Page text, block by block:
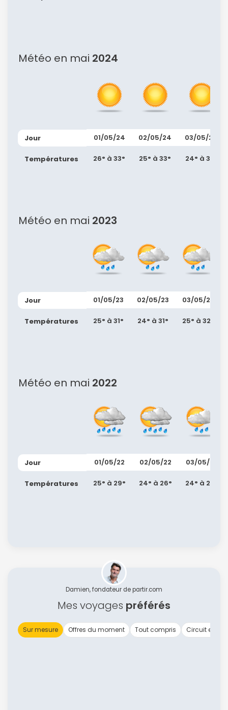
Météo en mai 2024
Jour
Températures
01/05/24
26° à 33°
02/05/24
25° à 33°
03/05/24
24° à 32°
Météo en mai 2023
Jour
Températures
01/05/23
25° à 31°
02/05/23
24° à 31°
03/05/23
25° à 32°
Météo en mai 2022
Jour
Températures
01/05/22
25° à 29°
02/05/22
24° à 26°
03/05/22
24° à 26°
Damien, fondateur de partir.com
Mes voyages préférés
Sur mesure Offres du moment Tout compris Circuit en
ou connectez-vous par mail
confidentialité.